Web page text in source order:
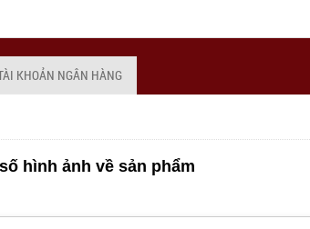
KHOẢN NGÂN HÀNG
hình ảnh về sản phẩm